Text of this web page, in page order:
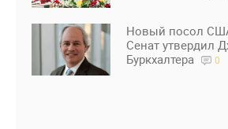
Новый посол
Сенат утвердил
Буркхалтера
0